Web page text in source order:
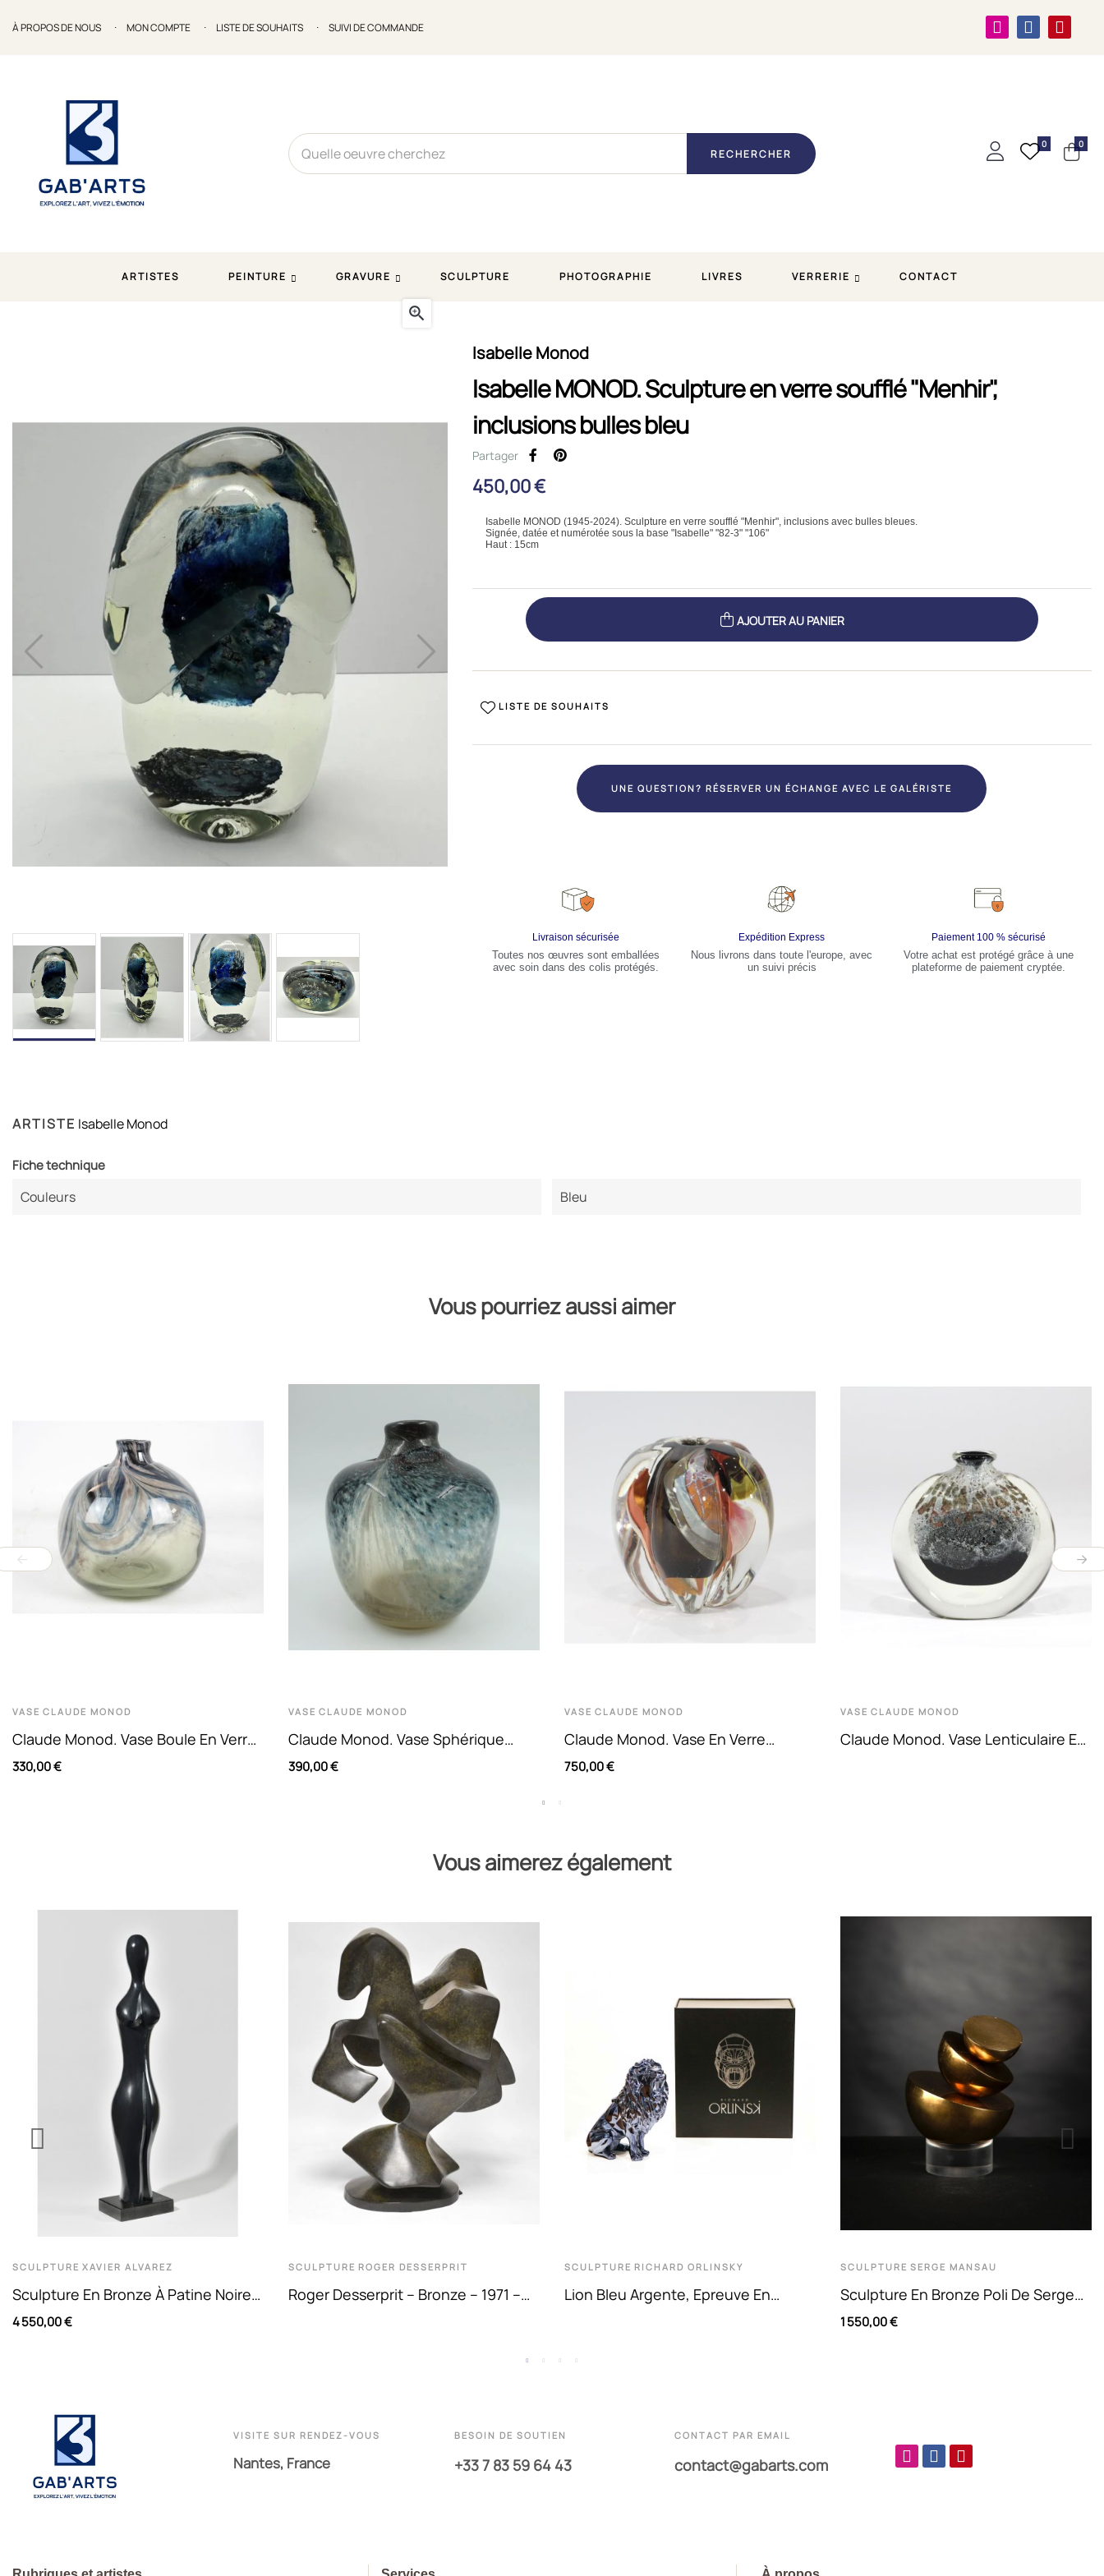
À PROPOS DE NOUS MON COMPTE LISTE DE SOUHAITS SUIVI DE COMMANDE
RECHERCHER
0 0
ARTISTES PEINTURE GRAVURE SCULPTURE PHOTOGRAPHIE LIVRES VERRERIE CONTACT
Isabelle MONOD. Sculpture en verre soufflé "Menhir", inclusions bulles bleu

Isabelle Monod
Isabelle MONOD. Sculpture en verre soufflé "Menhir",
inclusions bulles bleu
Partager
450,00 €
Isabelle MONOD (1945-2024). Sculpture en verre soufflé "Menhir", inclusions avec bulles bleues.
Signée, datée et numérotée sous la base "Isabelle" "82-3" "106"
Haut : 15cm
AJOUTER AU PANIER
LISTE DE SOUHAITS
UNE QUESTION? RÉSERVER UN ÉCHANGE AVEC LE GALÉRISTE
Livraison sécurisée
Toutes nos œuvres sont emballées
avec soin dans des colis protégés.
Expédition Express
Nous livrons dans toute l'europe, avec
un suivi précis
Paiement 100 % sécurisé
Votre achat est protégé grâce à une
plateforme de paiement cryptée.
ARTISTE Isabelle Monod
Fiche technique
Couleurs Bleu
Vous pourriez aussi aimer
VASE CLAUDE MONOD
Claude Monod. Vase Boule En Verre
Soufflé À Décor D'émaux Et
330,00 €
VASE CLAUDE MONOD
Claude Monod. Vase Sphérique
Soliflore À Nuances Bleues Et
390,00 €
VASE CLAUDE MONOD
Claude Monod. Vase En Verre
Soufflé À Décor Polychrome En
750,00 €
VASE CLAUDE MONOD
Claude Monod. Vase Lenticulaire En
Vous aimerez également
SCULPTURE XAVIER ALVAREZ
Sculpture En Bronze À Patine Noire
Et Socle En Marbre Noir De...
4 550,00 €
SCULPTURE ROGER DESSERPRIT
Roger Desserprit – Bronze – 1971 –
SCULPTURE RICHARD ORLINSKY
Lion Bleu Argente, Epreuve En
SCULPTURE SERGE MANSAU
Sculpture En Bronze Poli De Serge
Mansau
1 550,00 €
VISITE SUR RENDEZ-VOUS
Nantes, France
BESOIN DE SOUTIEN
+33 7 83 59 64 43
CONTACT PAR EMAIL
contact@gabarts.com